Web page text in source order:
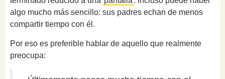
algo mucho más sencillo: sus padres echan de menos
compartir tiempo con él.
Por eso es preferible hablar de aquello que realmente
preocupa: